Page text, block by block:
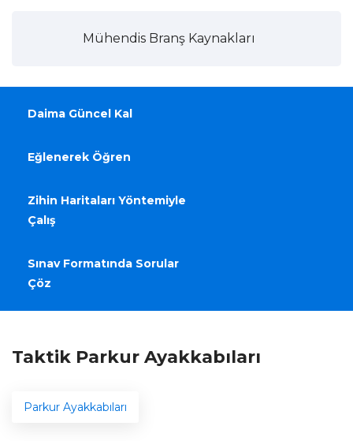
Mühendis Branş Kaynakları
Daima Güncel Kal
Eğlenerek Öğren
Zihin Haritaları Yöntemiyle
Çalış
Sınav Formatında Sorular
Çöz
Taktik Parkur Ayakkabıları
Parkur Ayakkabıları